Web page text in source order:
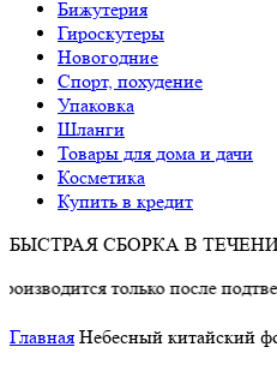
Бижутерия
Гироскутеры
Новогодние
Спорт, похудение
Упаковка
Шланги
Товары для дома и дачи
Косметика
Купить в кредит
БЫСТРАЯ СБОРКА В
только после
Главная Небесный китайский